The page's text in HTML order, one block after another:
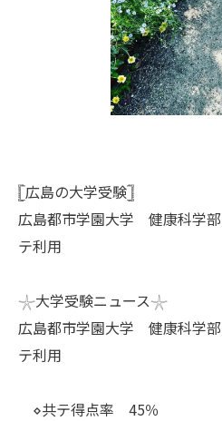
𓊈広島の大学受験𓊉
広島都市学園大学 健康科学
テ利用
𓇼大学受験ニュース𓇼
広島都市学園大学 健康科学
テ利用
⋄共テ得点率 45％